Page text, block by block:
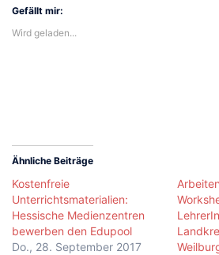
in
Fenster
geöffnet)
Gefällt mir:
Wird geladen...
Ähnliche Beiträge
Kostenfreie
Unterrichtsmaterialien:
Hessische Medienzentren
bewerben den Edupool
Do., 28. September 2017